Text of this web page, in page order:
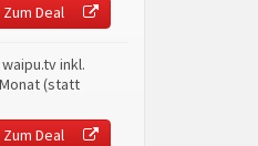
Zum Deal
inkl.
(statt
Zum Deal